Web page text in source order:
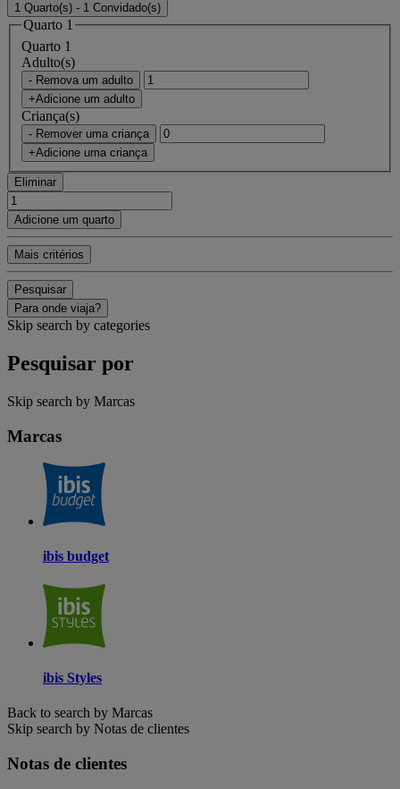
1 Quarto(s) - 1 Convidado(s)
Quarto 1
Quarto 1
Adulto(s)
- Remova um adulto
+Adicione um adulto
Criança(s)
- Remover uma criança
+Adicione uma criança
Eliminar
Adicione um quarto
Mais critérios
Pesquisar
Para onde viaja?
Skip search by categories
Pesquisar por
Skip search by Marcas
Marcas
ibis budget
ibis Styles
Back to search by Marcas
Skip search by Notas de clientes
Notas de clientes